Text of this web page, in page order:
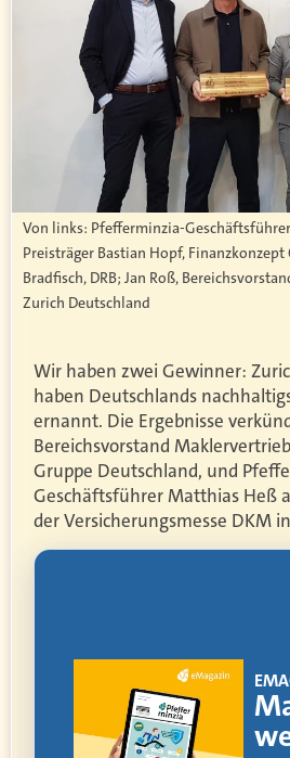
Von links: Pfefferminzia-
Preisträger Bastian Hopf, Finanzkonzept
Bradfisch, DRB; Jan Roß,
Zurich Deutschland
Wir haben zwei Gewinner:
haben Deutschlands
ernannt. Die Ergebnisse
Bereichsvorstand
Gruppe Deutschland, und
Geschäftsführer Matthias Heß
der Versicherungsmesse DKM